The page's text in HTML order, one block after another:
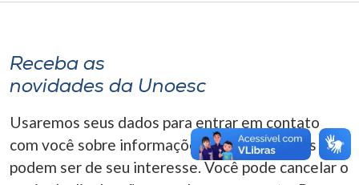
Receba as
novidades da Unoesc
Usaremos seus dados para entrar em contato
com você sobre informações correlacionadas que
podem ser de seu interesse. Você pode cancelar o